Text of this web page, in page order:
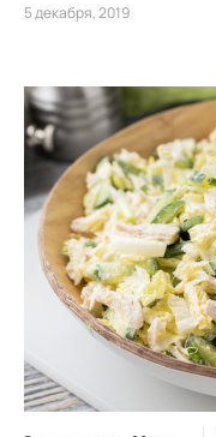
5 декабря, 2019